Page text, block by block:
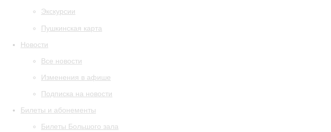
Экскурсии
Пушкинская карта
Новости
Все новости
Изменения в афише
Подписка на новости
Билеты и абонементы
Билеты Большого зала